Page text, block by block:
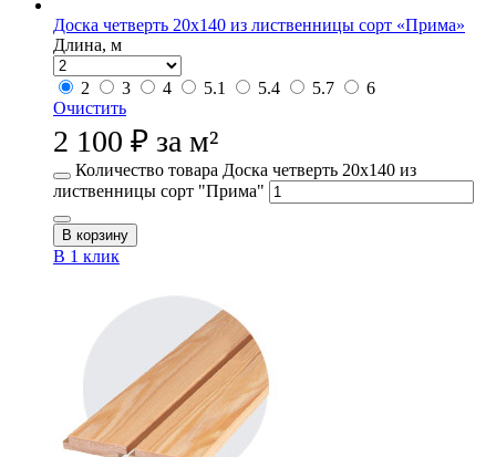
Доска четверть 20х140 из лиственницы сорт «Прима»
Длина, м
2 3 4 5.1 5.4 5.7
6
Очистить
2 100 ₽ за м²
Количество товара Доска четверть 20х140 из
лиственницы сорт "Прима"
В корзину
В 1 клик